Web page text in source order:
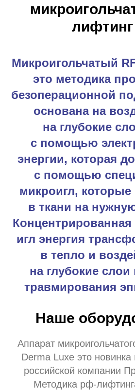
Микроигольчатый
это методика
безоперационной
основана на
на глубокие
с помощью
энергии, которая
с помощью
микроигл,
в ткани на
Концентрированная
игл энергия
в тепло и
на глубокие слои
травмирования
Наше
Аппарат
Derma Luxe это новинка
российской компании
Методика рф-